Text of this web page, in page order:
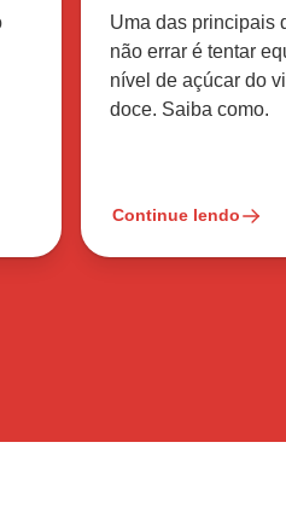
Uma das principais
não errar é tentar
nível de açúcar do
doce. Saiba como.
Continue lendo